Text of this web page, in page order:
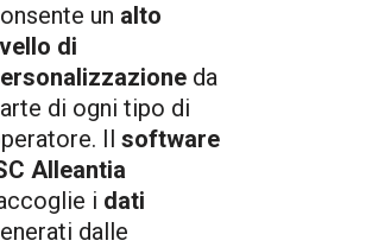
un alto
di
da
di ogni tipo di
Il software
Alleantia
i dati
dalle